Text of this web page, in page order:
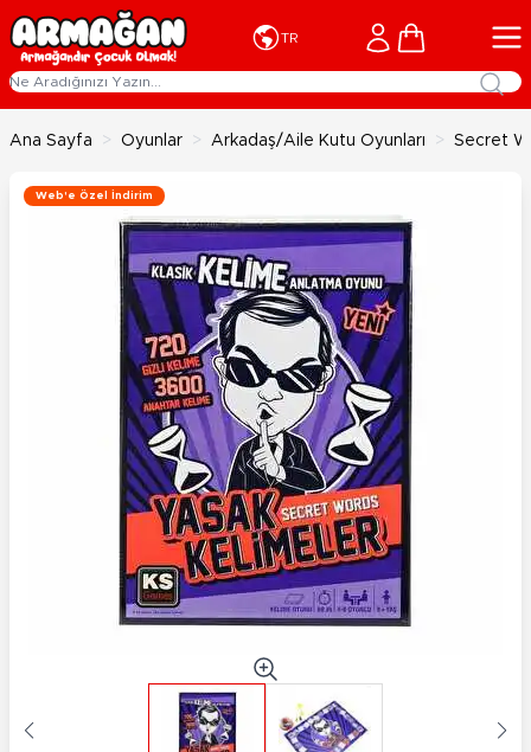
İçeriğe geç
TR Cart
Ana Sayfa > Oyunlar > Arkadaş/Aile Kutu Oyunları > Secret
Web'e Özel İndirim